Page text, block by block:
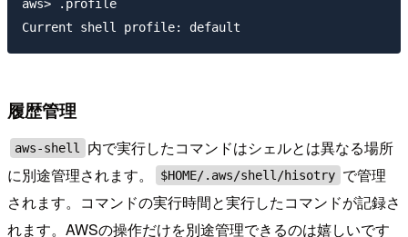
aws> .profile
履歴管理
aws-shell
内で実行したコマンドはシェルとは異なる場所
に別途管理されます。
$HOME/.aws/shell/hisotry で管理
されます。コマンドの実行時間と実行したコマンドが記録さ
れます。AWSの操作だけを別途管理できるのは嬉しいです